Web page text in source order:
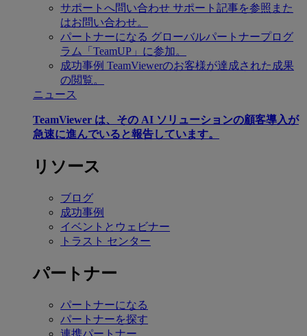
サポートへ問い合わせ サポート記事を参照また
はお問い合わせ。
パートナーになる グローバルパートナープログ
ラム「TeamUP」に参加。
成功事例 TeamViewerのお客様が達成された成果
の閲覧。
ニュース
TeamViewer は、その AI ソリューションの顧客導入が
急速に進んでいると報告しています。
リソース
ブログ
成功事例
イベントとウェビナー
トラスト センター
パートナー
パートナーになる
パートナーを探す
連携パートナー